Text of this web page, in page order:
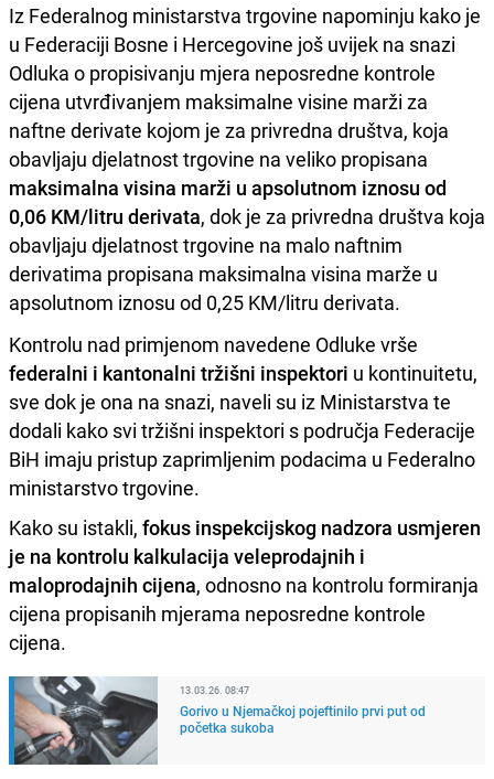
Iz Federalnog ministarstva trgovine napominju kako je
u Federaciji Bosne i Hercegovine još uvijek na snazi
Odluka o propisivanju mjera neposredne kontrole
cijena utvrđivanjem maksimalne visine marži za
naftne derivate kojom je za privredna društva, koja
obavljaju djelatnost trgovine na veliko propisana
maksimalna visina marži u apsolutnom iznosu od
0,06 KM/litru derivata, dok je za privredna društva koja
obavljaju djelatnost trgovine na malo naftnim
derivatima propisana maksimalna visina marže u
apsolutnom iznosu od 0,25 KM/litru derivata.
Kontrolu nad primjenom navedene Odluke vrše
federalni i kantonalni tržišni inspektori u kontinuitetu,
sve dok je ona na snazi, naveli su iz Ministarstva te
dodali kako svi tržišni inspektori s područja Federacije
BiH imaju pristup zaprimljenim podacima u Federalno
ministarstvo trgovine.
Kako su istakli, fokus inspekcijskog nadzora usmjeren
je na kontrolu kalkulacija veleprodajnih i
maloprodajnih cijena, odnosno na kontrolu formiranja
cijena propisanih mjerama neposredne kontrole
cijena.
13.03.26. 08:47
Gorivo u Njemačkoj pojeftinilo prvi put od
početka sukoba